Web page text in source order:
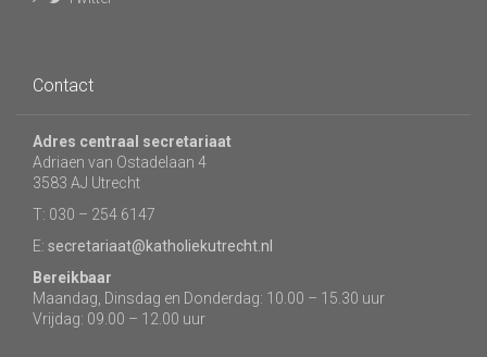
Contact
Adres centraal secretariaat
Adriaen van Ostadelaan 4
3583 AJ Utrecht
T: 030 – 254 6147
E: secretariaat@katholiekutrecht.nl
Bereikbaar
Maandag, Dinsdag en Donderdag: 10.00 – 15.30 uur
Vrijdag: 09.00 – 12.00 uur